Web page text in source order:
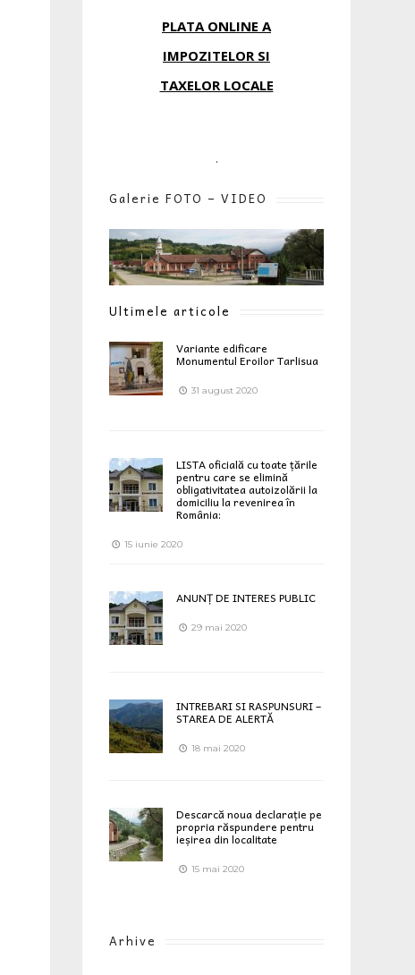
PLATA ONLINE A
IMPOZITELOR SI
TAXELOR LOCALE
.
Galerie FOTO – VIDEO
Ultimele articole
Variante edificare
Monumentul Eroilor Tarlisua
31 august 2020
LISTA oficială cu toate țările
pentru care se elimină
obligativitatea autoizolării la
domiciliu la revenirea în
România:
15 iunie 2020
ANUNȚ DE INTERES PUBLIC
29 mai 2020
INTREBARI SI RASPUNSURI –
STAREA DE ALERTĂ
18 mai 2020
Descarcă noua declarație pe
propria răspundere pentru
ieșirea din localitate
15 mai 2020
Arhive